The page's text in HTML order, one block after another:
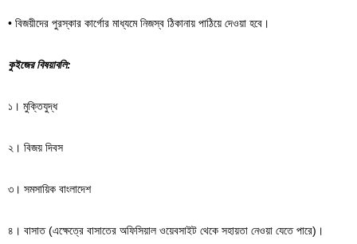
• বিজয়ীদের পুরস্কার কার্গোর মাধ্যমে নিজস্ব ঠিকানায় পাঠিয়ে দেওয়া হবে।
কুইজের বিষয়াবলি:
১। মুক্তিযুদ্ধ
২। বিজয় দিবস
৩। সমসায়িক বাংলাদেশ
৪। বাসাত (এক্ষেত্রে বাসাতের অফিসিয়াল ওয়েবসাইট থেকে সহায়তা নেওয়া যেতে পারে)।